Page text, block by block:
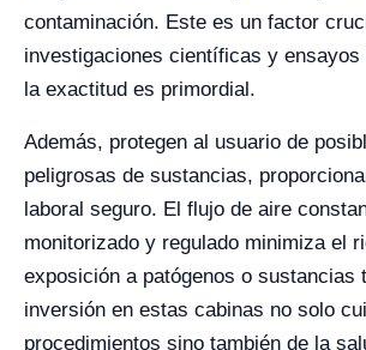
contaminación. Este es un factor
investigaciones científicas y
la exactitud es primordial.
Además, protegen al usuario de
peligrosas de sustancias,
laboral seguro. El flujo de aire
monitorizado y regulado minimiza el
exposición a patógenos o sustancias
inversión en estas cabinas no solo
procedimientos sino también de la